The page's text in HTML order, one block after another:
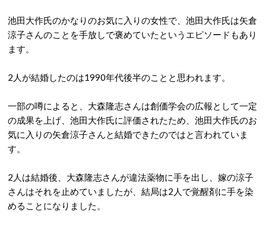
池田大作氏のかなりのお気に入りの女性で、池田大作氏は矢倉
涼子さんのことを手放しで褒めていたというエピソードもあり
ます。
2人が結婚したのは1990年代後半のことと思われます。
一部の噂によると、大森隆志さんは創価学会の広報として一定
の成果を上げ、池田大作氏に評価されたため、池田大作氏のお
気に入りの矢倉涼子さんと結婚できたのではと言われていま
す。
2人は結婚後、大森隆志さんが違法薬物に手を出し、嫁の涼子
さんはそれを止めていましたが、結局は2人で覚醒剤に手を染
めることになりました。